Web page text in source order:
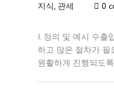
지식, 관세 0
I. 정의 및 예시 수출
하고 많은 절차가 필
원활하게 진행되도